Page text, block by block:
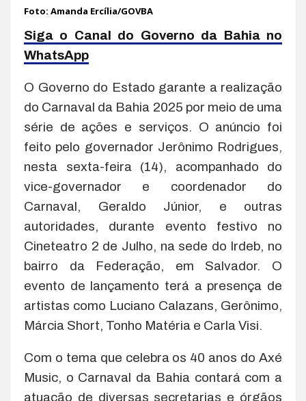
Foto: Amanda Ercília/GOVBA
Siga o Canal do Governo da Bahia no
WhatsApp
O Governo do Estado garante a realização
do Carnaval da Bahia 2025 por meio de uma
série de ações e serviços. O anúncio foi
feito pelo governador Jerônimo Rodrigues,
nesta sexta-feira (14), acompanhado do
vice-governador e coordenador do
Carnaval, Geraldo Júnior, e outras
autoridades, durante evento festivo no
Cineteatro 2 de Julho, na sede do Irdeb, no
bairro da Federação, em Salvador. O
evento de lançamento terá a presença de
artistas como Luciano Calazans, Gerônimo,
Márcia Short, Tonho Matéria e Carla Visi.
Com o tema que celebra os 40 anos do Axé
Music, o Carnaval da Bahia contará com a
atuação de diversas secretarias e órgãos